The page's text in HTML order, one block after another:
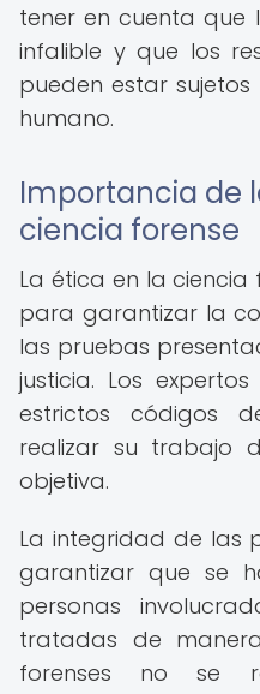
tener en cuenta que
infalible y que los
pueden estar
humano.
Importancia de
ciencia forense
La ética en la
para garantizar la
las pruebas
justicia. Los
estrictos códigos
realizar su trabajo
objetiva.
La integridad de las
garantizar que se
personas
tratadas de
forenses no se